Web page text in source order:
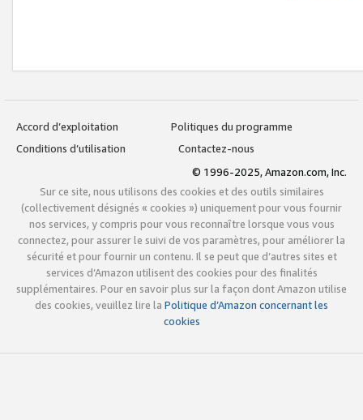
Accord d’exploitation
Politiques du programme
Conditions d’utilisation
Contactez-nous
© 1996-2025, Amazon.com, Inc.
Sur ce site, nous utilisons des cookies et des outils similaires
(collectivement désignés « cookies ») uniquement pour vous fournir
nos services, y compris pour vous reconnaître lorsque vous vous
connectez, pour assurer le suivi de vos paramètres, pour améliorer la
sécurité et pour fournir un contenu. Il se peut que d’autres sites et
services d’Amazon utilisent des cookies pour des finalités
supplémentaires. Pour en savoir plus sur la façon dont Amazon utilise
des cookies, veuillez lire la Politique d’Amazon concernant les
cookies